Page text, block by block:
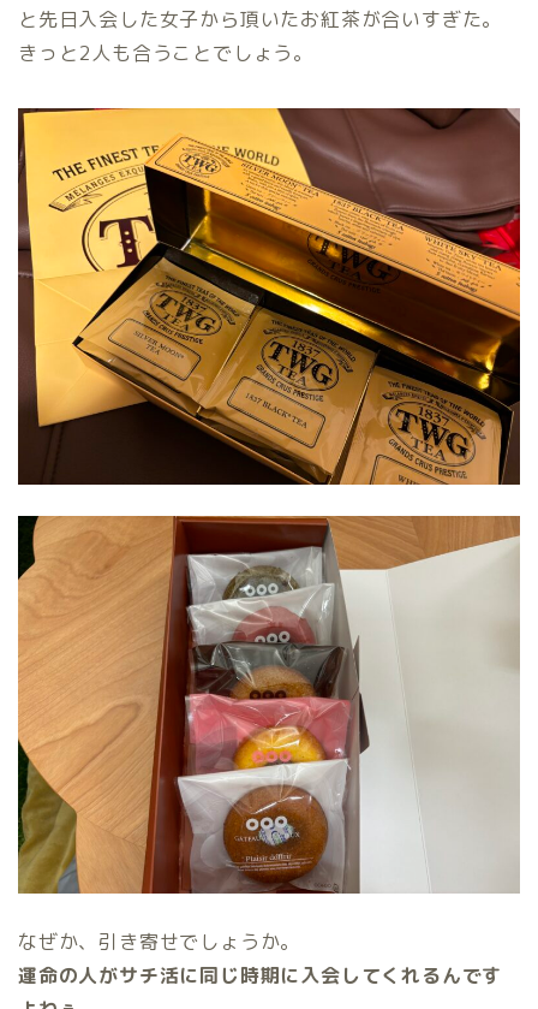
と先日入会した女子から頂いたお紅茶が合いすぎた。
きっと2人も合うことでしょう。
なぜか、引き寄せでしょうか。
運命の人がサチ活に同じ時期に入会してくれるんです